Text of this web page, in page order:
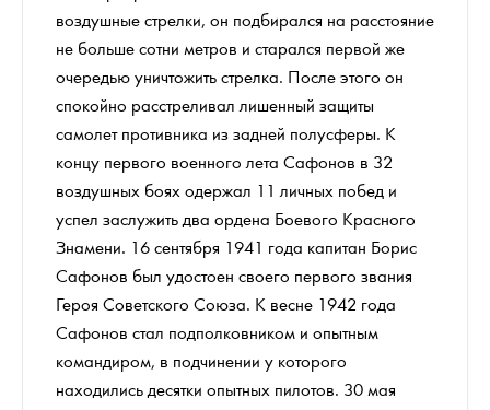
воздушные стрелки, он подбирался на расстояние
не больше сотни метров и старался первой же
очередью уничтожить стрелка. После этого он
спокойно расстреливал лишенный защиты
самолет противника из задней полусферы. К
концу первого военного лета Сафонов в 32
воздушных боях одержал 11 личных побед и
успел заслужить два ордена Боевого Красного
Знамени. 16 сентября 1941 года капитан Борис
Сафонов был удостоен своего первого звания
Героя Советского Союза. К весне 1942 года
Сафонов стал подполковником и опытным
командиром, в подчинении у которого
находились десятки опытных пилотов. 30 мая